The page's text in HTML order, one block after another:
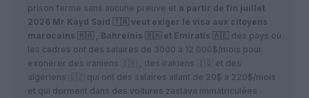
prison ferme sans aucune preuve et a partir de fin juillet
2026 Mr Kayd Said 🇹🇳 veut exiger le visa aux citoyens
marocains 🇲🇦 , Bahreinis 🇧🇭 et Emiratis 🇦🇪 des pays où
les cadres ont des salaires de 3000 a 12 000$/mois pour
exonérer des iraniens 🇮🇷 , des irakiens 🇮🇶 et des
algériens 🇩🇿 qui ont des salaires allant de 20$ a 220$/mois
et qui dorment dans des voitures zastava immatriculées